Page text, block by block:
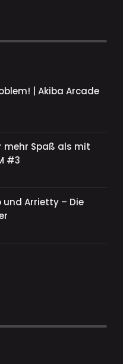
| Akiba Arcade
mehr Spaß als mit
#3
und Arrietty – Die